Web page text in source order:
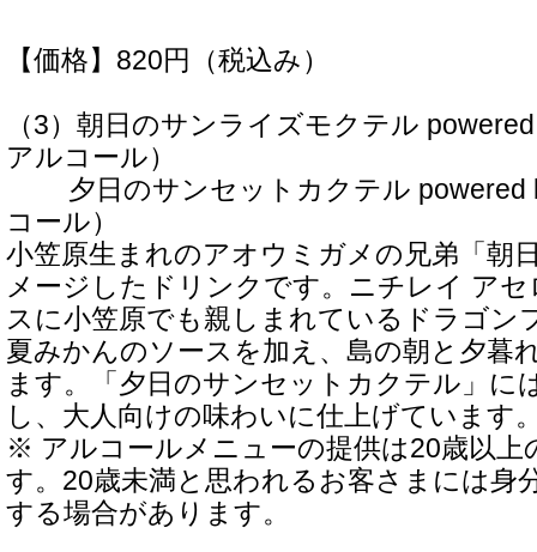
【価格】820円（税込み）
（3）朝日のサンライズモクテル
アルコール）
夕日のサンセットカクテル powered
コール）
小笠原生まれのアオウミガメの兄弟「朝
メージしたドリンクです。ニチレイ ア
スに小笠原でも親しまれているドラゴン
夏みかんのソースを加え、島の朝と夕暮
ます。「夕日のサンセットカクテル」に
し、大人向けの味わいに仕上げています
※ アルコールメニューの提供は20歳以上
す。20歳未満と思われるお客さまには身
する場合があります。